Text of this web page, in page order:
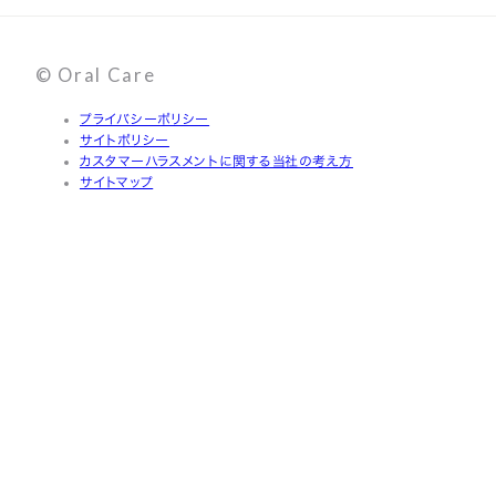
© Oral Care
プライバシーポリシー
サイトポリシー
カスタマーハラスメントに関する当社の考え方
サイトマップ